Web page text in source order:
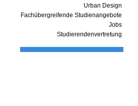
Urban Design
Fachübergreifende Studienangebote
Jobs
Studierendenvertretung